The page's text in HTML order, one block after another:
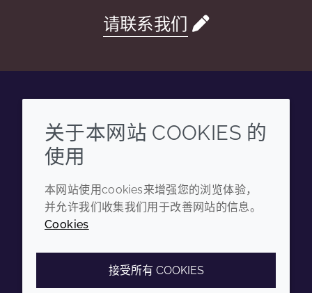
请联系我们
WechatYouku Zhihu Tiktok
企业
年度报告
可持续发展报告
条款和条件
隐私政策
Cookie政策
关于本网站 COOKIES 的
使用
本网站使用cookies来增强您的浏览体验，
并允许我们收集我们用于改善网站的信息。
Cookies
接受所有 COOKIES